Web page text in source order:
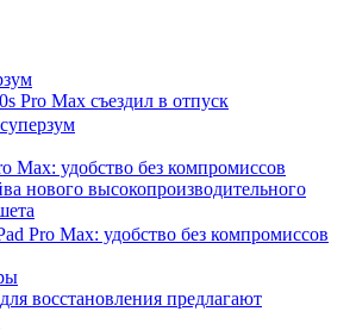
Pro Max съездил в отпуск
Max: удобство без компромиссов
нового высокопроизводительного
восстановления предлагают